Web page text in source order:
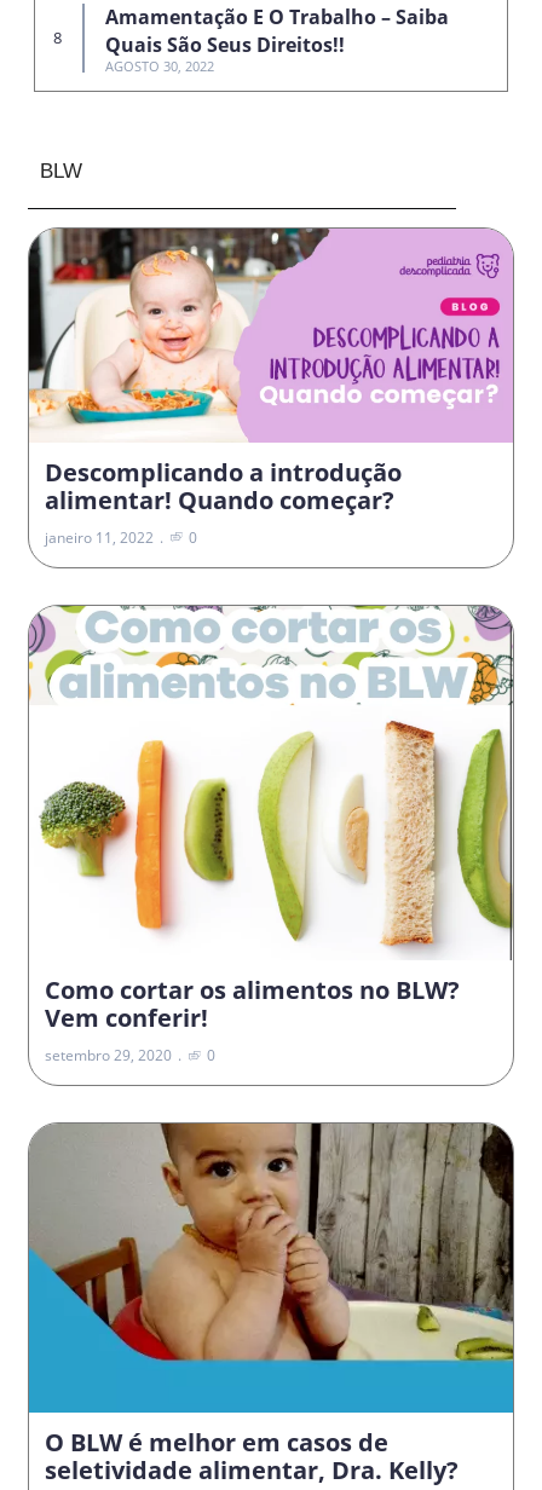
Amamentação E O Trabalho – Saiba
Quais São Seus Direitos!!
AGOSTO 30, 2022
BLW
Descomplicando a introdução
alimentar! Quando começar?
janeiro 11, 2022 0
Como cortar os alimentos no BLW?
Vem conferir!
setembro 29, 2020 0
O BLW é melhor em casos de
seletividade alimentar, Dra. Kelly?